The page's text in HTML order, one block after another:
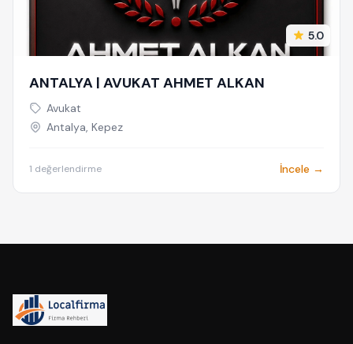
5.0
ANTALYA | AVUKAT AHMET ALKAN
Avukat
Antalya, Kepez
1 değerlendirme İncele →